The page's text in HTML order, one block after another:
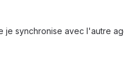
je synchronise avec l'autre